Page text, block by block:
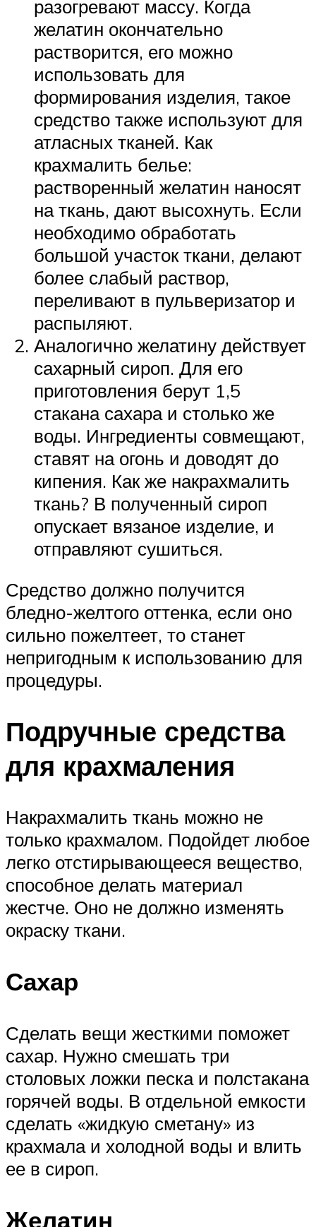
разогревают массу. Когда
желатин окончательно
растворится, его можно
использовать для
формирования изделия, такое
средство также используют для
атласных тканей. Как
крахмалить белье:
растворенный желатин наносят
на ткань, дают высохнуть. Если
необходимо обработать
большой участок ткани, делают
более слабый раствор,
переливают в пульверизатор и
распыляют.
Аналогично желатину действует
сахарный сироп. Для его
приготовления берут 1,5
стакана сахара и столько же
воды. Ингредиенты совмещают,
ставят на огонь и доводят до
кипения. Как же накрахмалить
ткань? В полученный сироп
опускает вязаное изделие, и
отправляют сушиться.
Средство должно получится
бледно-желтого оттенка, если оно
сильно пожелтеет, то станет
непригодным к использованию для
процедуры.
Подручные средства
для крахмаления
Накрахмалить ткань можно не
только крахмалом. Подойдет любое
легко отстирывающееся вещество,
способное делать материал
жестче. Оно не должно изменять
окраску ткани.
Сахар
Сделать вещи жесткими поможет
сахар. Нужно смешать три
столовых ложки песка и полстакана
горячей воды. В отдельной емкости
сделать «жидкую сметану» из
крахмала и холодной воды и влить
ее в сироп.
Желатин